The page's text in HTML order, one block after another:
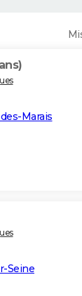
Marais
Seine